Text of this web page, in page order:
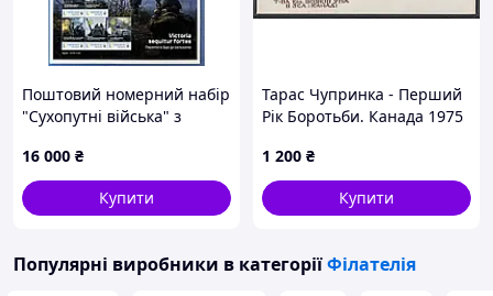
Поштовий номерний набір
"Сухопутні війська" з
Головнокомандувача ЗСУ
16 000 ₴
Купити
Тарас Чупринка - Перший
Рік Боротьби. Канада 1975
1 200 ₴
Купити
Популярні виробники в категоріїФілателія